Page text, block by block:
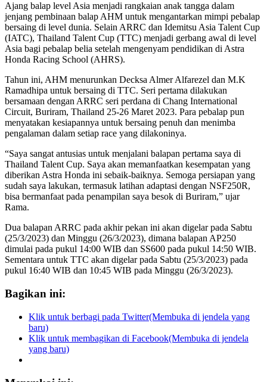
Ajang balap level Asia menjadi rangkaian anak tangga dalam
jenjang pembinaan balap AHM untuk mengantarkan mimpi pebalap
bersaing di level dunia. Selain ARRC dan Idemitsu Asia Talent Cup
(IATC), Thailand Talent Cup (TTC) menjadi gerbang awal di level
Asia bagi pebalap belia setelah mengenyam pendidikan di Astra
Honda Racing School (AHRS).
Tahun ini, AHM menurunkan Decksa Almer Alfarezel dan M.K
Ramadhipa untuk bersaing di TTC. Seri pertama dilakukan
bersamaan dengan ARRC seri perdana di Chang International
Circuit, Buriram, Thailand 25-26 Maret 2023. Para pebalap pun
menyatakan kesiapannya untuk bersaing penuh dan menimba
pengalaman dalam setiap race yang dilakoninya.
“Saya sangat antusias untuk menjalani balapan pertama saya di
Thailand Talent Cup. Saya akan memanfaatkan kesempatan yang
diberikan Astra Honda ini sebaik-baiknya. Semoga persiapan yang
sudah saya lakukan, termasuk latihan adaptasi dengan NSF250R,
bisa bermanfaat pada penampilan saya besok di Buriram,” ujar
Rama.
Dua balapan ARRC pada akhir pekan ini akan digelar pada Sabtu
(25/3/2023) dan Minggu (26/3/2023), dimana balapan AP250
dimulai pada pukul 14:00 WIB dan SS600 pada pukul 14:50 WIB.
Sementara untuk TTC akan digelar pada Sabtu (25/3/2023) pada
pukul 16:40 WIB dan 10:45 WIB pada Minggu (26/3/2023).
Bagikan ini:
Klik untuk berbagi pada Twitter(Membuka di jendela yang
baru)
Klik untuk membagikan di Facebook(Membuka di jendela
yang baru)